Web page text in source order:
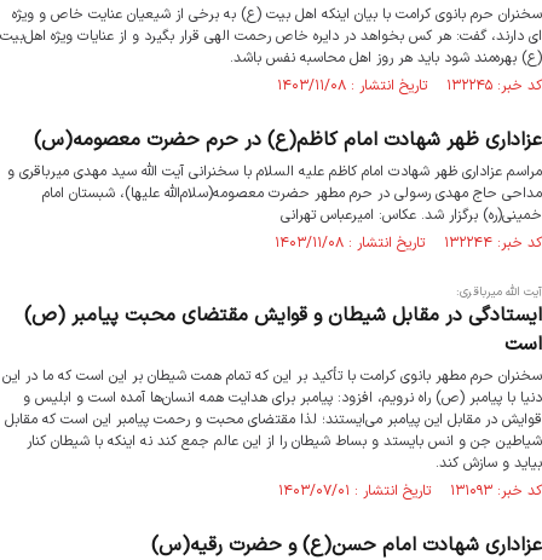
سخنران حرم بانوی کرامت با بیان اینکه اهل بیت (ع) به برخی از شیعیان عنایت خاص و ویژه
ای دارند، گفت: هر کس بخواهد در دایره خاص رحمت الهی قرار بگیرد و از عنایات ویژه اهل‌بیت
(ع) بهره‌مند شود باید هر روز اهل محاسبه نفس باشد.
کد خبر: ۱۳۲۲۴۵ تاریخ انتشار : ۱۴۰۳/۱۱/۰۸
عزاداری ظهر شهادت امام کاظم(ع) در حرم حضرت معصومه(س)
مراسم عزاداری ظهر شهادت امام کاظم علیه السلام با سخنرانی آیت الله سید مهدی میرباقری و
مداحی حاج مهدی رسولی در حرم مطهر حضرت معصومه(سلام‌الله علیها)،‌ شبستان امام
خمینی(ره) برگزار شد. عکاس: امیرعباس تهرانی
کد خبر: ۱۳۲۲۴۴ تاریخ انتشار : ۱۴۰۳/۱۱/۰۸
آیت الله میرباقری:
ایستادگی در مقابل شیطان و قوایش مقتضای محبت پیامبر (ص)
است
سخنران حرم مطهر بانوی کرامت با تأکید بر این که تمام همت شیطان بر این است که ما در این
دنیا با پیامبر (ص) راه نرویم، افزود: پیامبر برای هدایت همه انسان‌ها آمده است و ابلیس و
قوایش در مقابل این پیامبر می‌ایستند؛ لذا مقتضای محبت و رحمت پیامبر این است که مقابل
شیاطین جن و انس بایستد و بساط شیطان را از این عالم جمع کند نه اینکه با شیطان کنار
بیاید و سازش کند.
کد خبر: ۱۳۱۰۹۳ تاریخ انتشار : ۱۴۰۳/۰۷/۰۱
عزاداری شهادت امام حسن(ع) و حضرت رقیه(س)